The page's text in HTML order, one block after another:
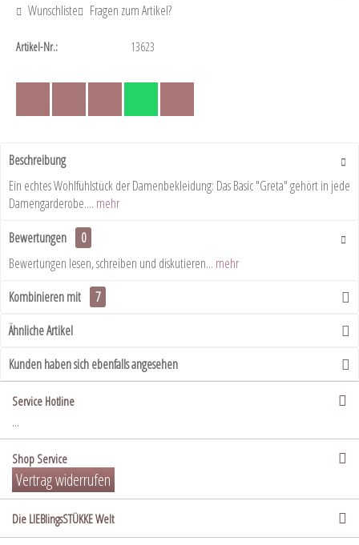
Wunschliste Fragen zum Artikel?
Artikel-Nr.: 13623
Beschreibung
Ein echtes Wohlfühlstück der Damenbekleidung: Das Basic "Greta" gehört in jede
Damengarderobe.... mehr
Bewertungen
0
Bewertungen lesen, schreiben und diskutieren... mehr
Kombinieren mit
7
Ähnliche Artikel
Kunden haben sich ebenfalls angesehen
Service Hotline
...
Shop Service
Vertrag widerrufen
Die LIEBlingsSTÜKKE Welt